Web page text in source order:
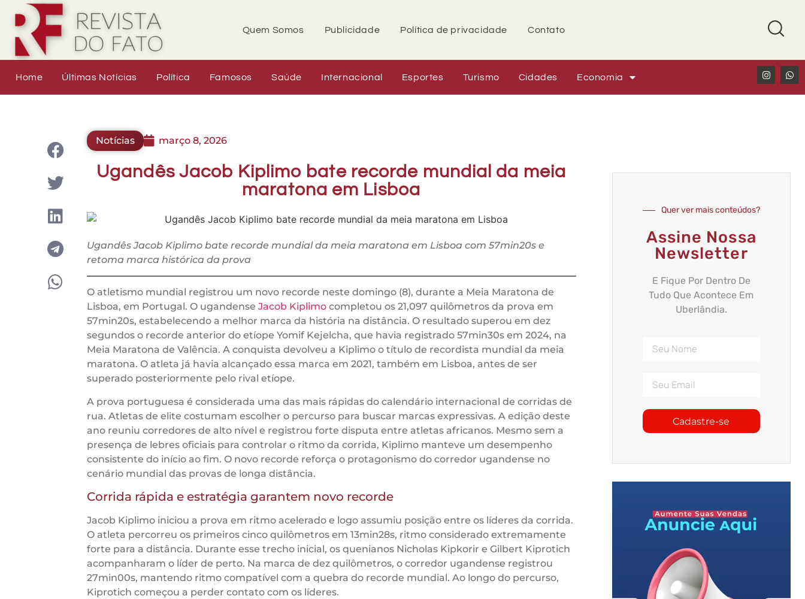
Quem Somos Publicidade Política de privacidade Contato
Home Últimas Notícias Política Famosos Saúde Internacional Esportes Turismo Cidades Economia
Notícias março 8, 2026
Ugandês Jacob Kiplimo bate recorde mundial da meia
maratona em Lisboa
Ugandês Jacob Kiplimo bate recorde mundial da meia maratona em Lisboa com 57min20s e
retoma marca histórica da prova
O atletismo mundial registrou um novo recorde neste domingo (8), durante a Meia Maratona de
Lisboa, em Portugal. O ugandense Jacob Kiplimocompletou os 21,097 quilômetros da prova em
57min20s, estabelecendo a melhor marca da história na distância. O resultado superou em dez
segundos o recorde anterior do etíope Yomif Kejelcha, que havia registrado 57min30s em 2024, na
Meia Maratona de Valência. A conquista devolveu a Kiplimo o título de recordista mundial da meia
maratona. O atleta já havia alcançado essa marca em 2021, também em Lisboa, antes de ser
superado posteriormente pelo rival etíope.
A prova portuguesa é considerada uma das mais rápidas do calendário internacional de corridas de
rua. Atletas de elite costumam escolher o percurso para buscar marcas expressivas. A edição deste
ano reuniu corredores de alto nível e registrou forte disputa entre atletas africanos. Mesmo sem a
presença de lebres oficiais para controlar o ritmo da corrida, Kiplimo manteve um desempenho
consistente do início ao fim. O novo recorde reforça o protagonismo do corredor ugandense no
cenário mundial das provas de longa distância.
Corrida rápida e estratégia garantem novo recorde
Jacob Kiplimo iniciou a prova em ritmo acelerado e logo assumiu posição entre os líderes da corrida.
O atleta percorreu os primeiros cinco quilômetros em 13min28s, ritmo considerado extremamente
forte para a distância. Durante esse trecho inicial, os quenianos Nicholas Kipkorir e Gilbert Kiprotich
acompanharam o líder de perto. Na marca de dez quilômetros, o corredor ugandense registrou
27min00s, mantendo ritmo compatível com a quebra do recorde mundial. Ao longo do percurso,
Kiprotich começou a perder contato com os líderes.
Quer ver mais conteúdos?
Assine Nossa
Newsletter
E Fique Por Dentro De
Tudo Que Acontece Em
Uberlândia.
Cadastre-se